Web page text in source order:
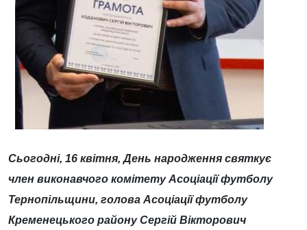
Сьогодні, 16 квітня, День народження святкує
член виконавчого комітету Асоціації футболу
Тернопільщини, голова Асоціації футболу
Кременецького району Сергій Вікторович